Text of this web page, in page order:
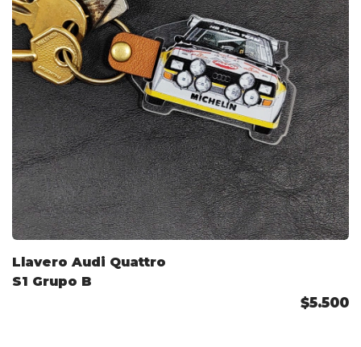
Llavero Audi Quattro
S1 Grupo B
$5.500